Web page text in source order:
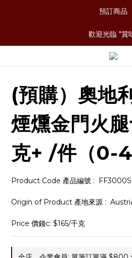
預訂商品
歡迎光臨 "賞
(預購）奧地
煙燻金門火
克+ /件（0-
Product Code 產品編號 :  FF3000S
Origin of Product 產地來源 :
Price 價錢c: $165/千克